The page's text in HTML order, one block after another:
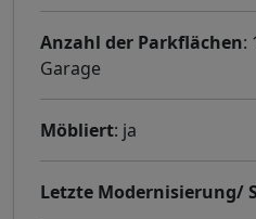
Anzahl der Parkflächen:
Garage
Möbliert: ja
Letzte Modernisierung/